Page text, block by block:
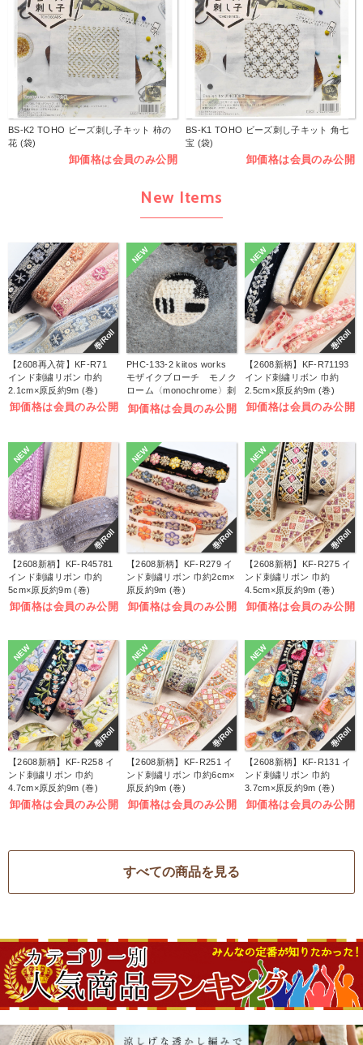
BS-K2 TOHO ビーズ刺し子キット 柿の
花 (袋)
卸価格は会員のみ公開
BS-K1 TOHO ビーズ刺し子キット 角七
宝 (袋)
卸価格は会員のみ公開
New Items
巻/Roll
【2608再入荷】KF-R71
インド刺繍リボン 巾約
2.1cm×原反約9m (巻)
卸価格は会員のみ公開
NEW
PHC-133-2 kiitos works
モザイクブローチ モノク
ローム〈monochrome〉刺
しゅうキット (袋)
卸価格は会員のみ公開
巻/Roll
NEW
【2608新柄】KF-R71193
インド刺繍リボン 巾約
2.5cm×原反約9m (巻)
卸価格は会員のみ公開
NEW
巻/Roll
【2608新柄】KF-R45781
インド刺繍リボン 巾約
5cm×原反約9m (巻)
卸価格は会員のみ公開
巻/Roll
NEW
【2608新柄】KF-R279 イ
ンド刺繍リボン 巾約2cm×
原反約9m (巻)
卸価格は会員のみ公開
巻/Roll
NEW
【2608新柄】KF-R275 イ
ンド刺繍リボン 巾約
4.5cm×原反約9m (巻)
卸価格は会員のみ公開
NEW
巻/Roll
【2608新柄】KF-R258 イ
ンド刺繍リボン 巾約
4.7cm×原反約9m (巻)
卸価格は会員のみ公開
NEW
巻/Roll
【2608新柄】KF-R251 イ
ンド刺繍リボン 巾約6cm×
原反約9m (巻)
卸価格は会員のみ公開
NEW
巻/Roll
【2608新柄】KF-R131 イ
ンド刺繍リボン 巾約
3.7cm×原反約9m (巻)
卸価格は会員のみ公開
すべての商品を見る